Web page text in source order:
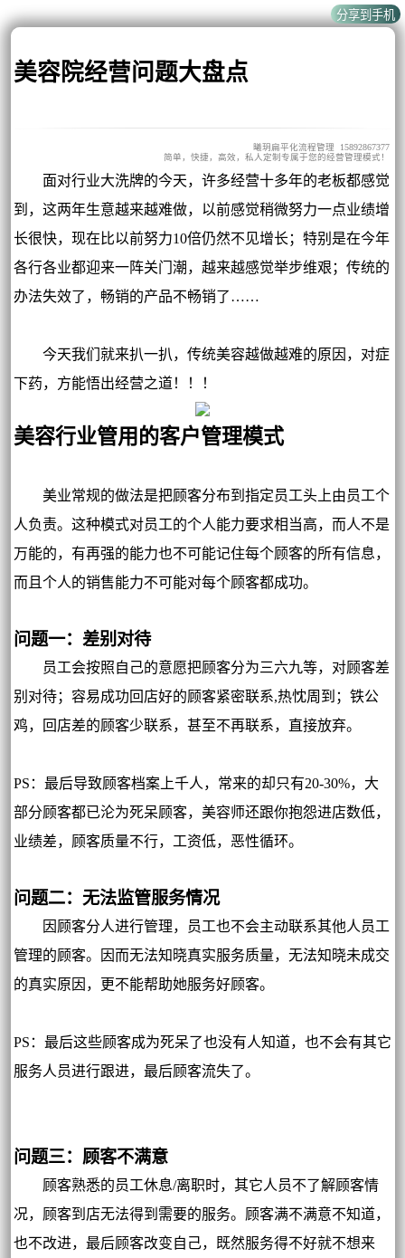
美容院经营问题大盘点
曦玥扁平化流程管理 15892867377
简单，快捷，高效，私人定制专属于您的经营管理模式！
面对行业大洗牌的今天，许多经营十多年的老板都感觉
到，这两年生意越来越难做，以前感觉稍微努力一点业绩增
长很快，现在比以前努力10倍仍然不见增长；特别是在今年
各行各业都迎来一阵关门潮，越来越感觉举步维艰；传统的
办法失效了，畅销的产品不畅销了……
今天我们就来扒一扒，传统美容越做越难的原因，对症
下药，方能悟出经营之道！！！
美容行业管用的客户管理模式
美业常规的做法是把顾客分布到指定员工头上由员工个
人负责。这种模式对员工的个人能力要求相当高，而人不是
万能的，有再强的能力也不可能记住每个顾客的所有信息，
而且个人的销售能力不可能对每个顾客都成功。
问题一：差别对待
员工会按照自己的意愿把顾客分为三六九等，对顾客差
别对待；容易成功回店好的顾客紧密联系,热忱周到；铁公
鸡，回店差的顾客少联系，甚至不再联系，直接放弃。
PS：最后导致顾客档案上千人，常来的却只有20-30%，大
部分顾客都已沦为死呆顾客，美容师还跟你抱怨进店数低，
业绩差，顾客质量不行，工资低，恶性循环。
问题二：无法监管服务情况
因顾客分人进行管理，员工也不会主动联系其他人员工
管理的顾客。因而无法知晓真实服务质量，无法知晓未成交
的真实原因，更不能帮助她服务好顾客。
PS：最后这些顾客成为死呆了也没有人知道，也不会有其它
服务人员进行跟进，最后顾客流失了。
问题三：顾客不满意
顾客熟悉的员工休息/离职时，其它人员不了解顾客情
况，顾客到店无法得到需要的服务。顾客满不满意不知道，
也不改进，最后顾客改变自己，既然服务得不好就不想来